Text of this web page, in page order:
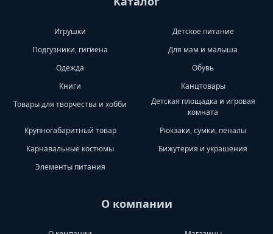
Игрушки
Детское питание
Подгузники, гигиена
Для мам и малыша
Одежда
Обувь
Книги
Канцтовары
Товары для творчества и хобби
Детская площадка и игровая
комната
Крупногабаритный товар
Рюкзаки, сумки, пеналы
Карнавальные костюмы
Бижутерия и украшения
Элементы питания
О компании